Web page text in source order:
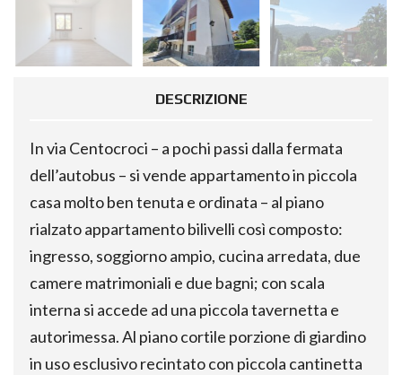
DESCRIZIONE
In via Centocroci – a pochi passi dalla fermata
dell’autobus – si vende appartamento in piccola
casa molto ben tenuta e ordinata – al piano
rialzato appartamento bilivelli così composto:
ingresso, soggiorno ampio, cucina arredata, due
camere matrimoniali e due bagni; con scala
interna si accede ad una piccola tavernetta e
autorimessa. Al piano cortile porzione di giardino
in uso esclusivo recintato con piccola cantinetta